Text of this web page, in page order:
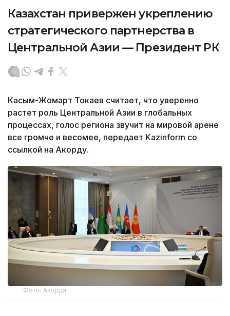
Казахстан привержен укреплению
стратегического партнерства в
Центральной Азии — Президент РК
Касым-Жомарт Токаев считает, что уверенно
растет роль Центральной Азии в глобальных
процессах, голос региона звучит на мировой арене
все громче и весомее, передает Kazinform со
ссылкой на Акорду.
Фото: Акорда